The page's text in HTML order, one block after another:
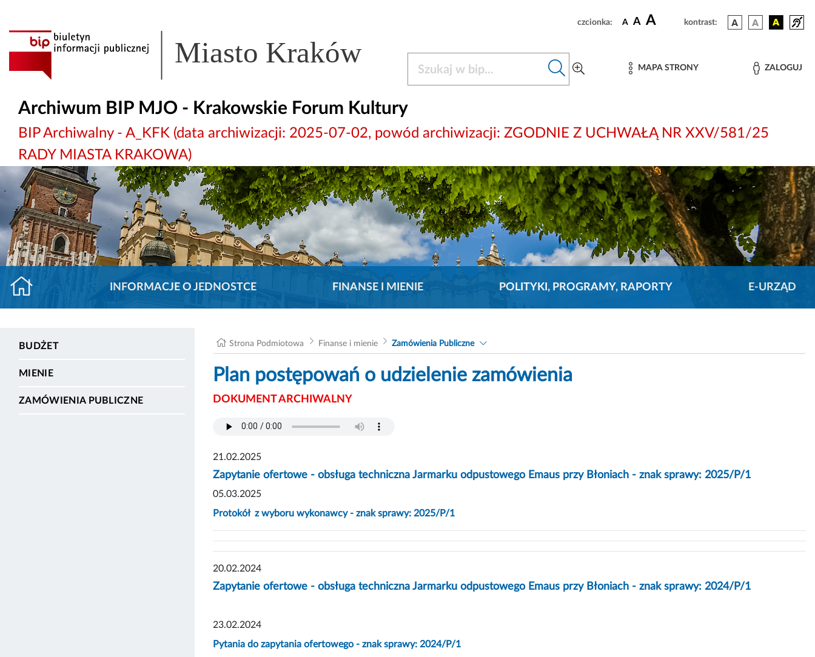
czcionka: A A A kontrast:
Miasto Kraków MAPA STRONY ZALOGUJ
Archiwum BIP MJO - Krakowskie Forum Kultury
BIP Archiwalny - A_KFK (data archiwizacji: 2025-07-02, powód archiwizacji: ZGODNIE Z UCHWAŁĄ NR XXV/581/25
RADY MIASTA KRAKOWA)
INFORMACJE O JEDNOSTCE FINANSE I MIENIE POLITYKI, PROGRAMY, RAPORTY E-URZĄD
BUDŻET
MIENIE
ZAMÓWIENIA PUBLICZNE
Strona Podmiotowa Finanse i mienie Zamówienia Publiczne
Plan postępowań o udzielenie zamówienia
DOKUMENT ARCHIWALNY
21.02.2025
Zapytanie ofertowe - obsługa techniczna Jarmarku odpustowego Emaus przy Błoniach - znak sprawy: 2025/P/1
05.03.2025
Protokół z wyboru wykonawcy - znak sprawy: 2025/P/1
20.02.2024
Zapytanie ofertowe - obsługa techniczna Jarmarku odpustowego Emaus przy Błoniach - znak sprawy: 2024/P/1
23.02.2024
Pytania do zapytania ofertowego - znak sprawy: 2024/P/1